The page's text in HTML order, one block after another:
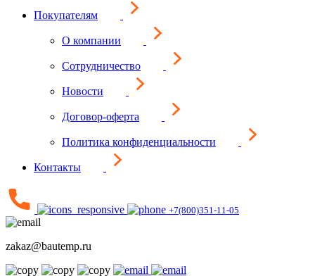
Покупателям
О компании
Сотрудничество
Новости
Договор-оферта
Политика конфиденциальности
Контакты
+7(800)351-11-05
zakaz@bautemp.ru